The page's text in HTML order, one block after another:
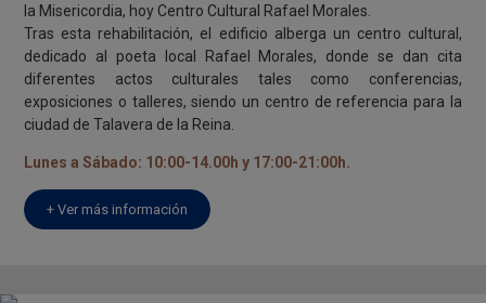
la Misericordia, hoy Centro Cultural Rafael Morales.
Tras esta rehabilitación, el edificio alberga un centro cultural,
dedicado al poeta local Rafael Morales, donde se dan cita
diferentes actos culturales tales como conferencias,
exposiciones o talleres, siendo un centro de referencia para la
ciudad de Talavera de la Reina.
Lunes a Sábado: 10:00-14.00h y 17:00-21:00h.
+ Ver más información